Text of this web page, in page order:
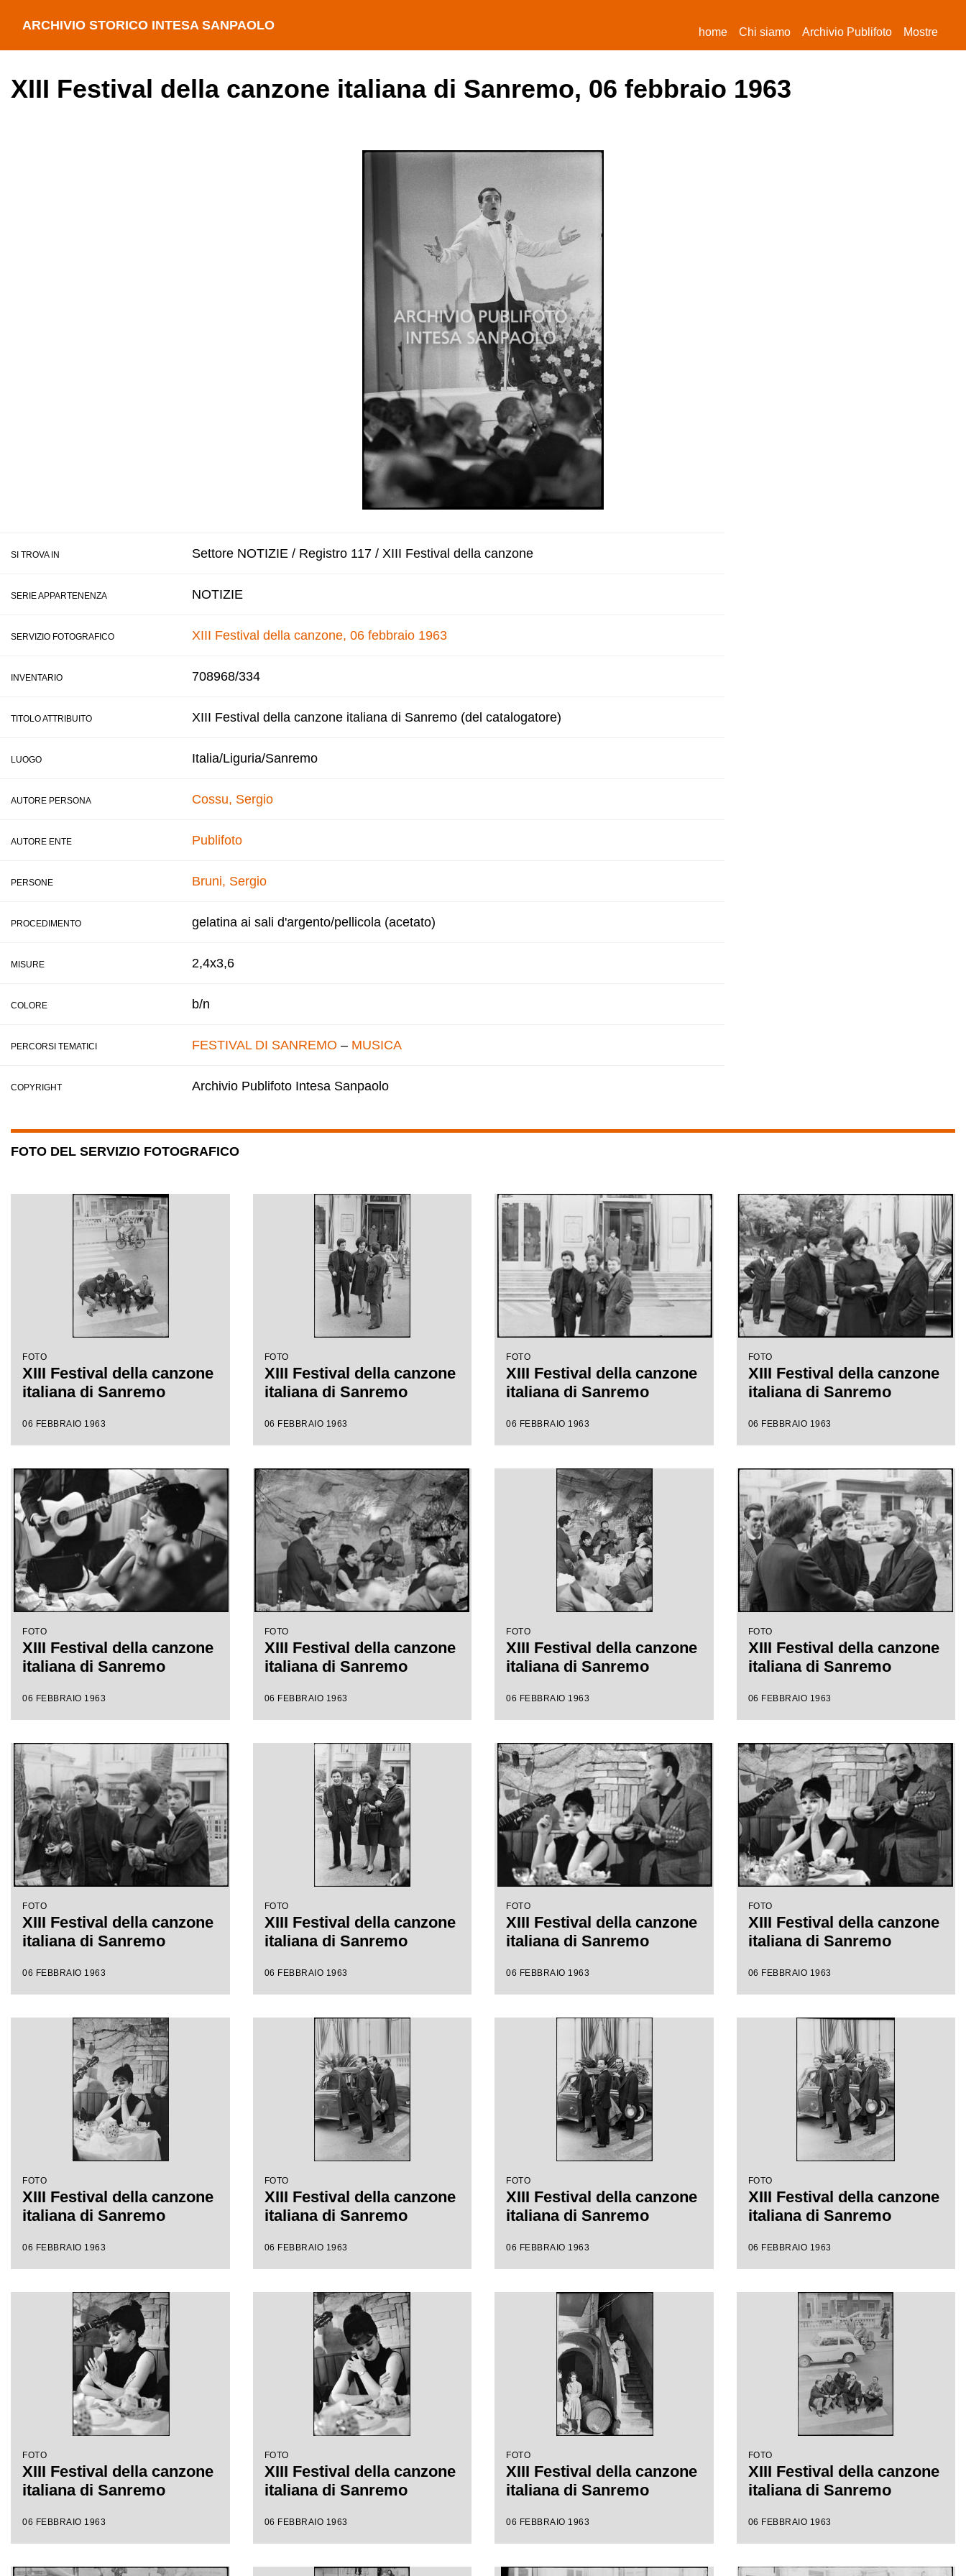
ARCHIVIO STORICO INTESA SANPAOLO home(current)
Chi siamo Archivio Publifoto Mostre
XIII Festival della canzone italiana di Sanremo, 06 febbraio 1963
SI TROVA IN Settore NOTIZIE / Registro 117 / XIII Festival della canzone
SERIE APPARTENENZA NOTIZIE
SERVIZIO FOTOGRAFICO XIII Festival della canzone, 06 febbraio 1963
INVENTARIO 708968/334
TITOLO ATTRIBUITO XIII Festival della canzone italiana di Sanremo (del catalogatore)
LUOGO Italia/Liguria/Sanremo
AUTORE PERSONA Cossu, Sergio
AUTORE ENTE Publifoto
PERSONE Bruni, Sergio
PROCEDIMENTO gelatina ai sali d'argento/pellicola (acetato)
MISURE 2,4x3,6
COLORE b/n
PERCORSI TEMATICI FESTIVAL DI SANREMO – MUSICA
COPYRIGHT Archivio Publifoto Intesa Sanpaolo
FOTO DEL SERVIZIO FOTOGRAFICO
FOTO
XIII Festival della canzone
italiana di Sanremo
06 FEBBRAIO 1963
FOTO
XIII Festival della canzone
italiana di Sanremo
06 FEBBRAIO 1963
FOTO
XIII Festival della canzone
italiana di Sanremo
06 FEBBRAIO 1963
FOTO
XIII Festival della canzone
italiana di Sanremo
06 FEBBRAIO 1963
FOTO
XIII Festival della canzone
italiana di Sanremo
06 FEBBRAIO 1963
FOTO
XIII Festival della canzone
italiana di Sanremo
06 FEBBRAIO 1963
FOTO
XIII Festival della canzone
italiana di Sanremo
06 FEBBRAIO 1963
FOTO
XIII Festival della canzone
italiana di Sanremo
06 FEBBRAIO 1963
FOTO
XIII Festival della canzone
italiana di Sanremo
06 FEBBRAIO 1963
FOTO
XIII Festival della canzone
italiana di Sanremo
06 FEBBRAIO 1963
FOTO
XIII Festival della canzone
italiana di Sanremo
06 FEBBRAIO 1963
FOTO
XIII Festival della canzone
italiana di Sanremo
06 FEBBRAIO 1963
FOTO
XIII Festival della canzone
italiana di Sanremo
06 FEBBRAIO 1963
FOTO
XIII Festival della canzone
italiana di Sanremo
06 FEBBRAIO 1963
FOTO
XIII Festival della canzone
italiana di Sanremo
06 FEBBRAIO 1963
FOTO
XIII Festival della canzone
italiana di Sanremo
06 FEBBRAIO 1963
FOTO
XIII Festival della canzone
italiana di Sanremo
06 FEBBRAIO 1963
FOTO
XIII Festival della canzone
italiana di Sanremo
06 FEBBRAIO 1963
FOTO
XIII Festival della canzone
italiana di Sanremo
06 FEBBRAIO 1963
FOTO
XIII Festival della canzone
italiana di Sanremo
06 FEBBRAIO 1963